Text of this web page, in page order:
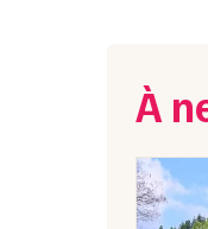
À